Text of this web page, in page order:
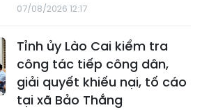
07/08/2026 12:17
Tỉnh ủy Lào Cai kiểm tra
công tác tiếp công dân,
giải quyết khiếu nại, tố cáo
tại xã Bảo Thắng